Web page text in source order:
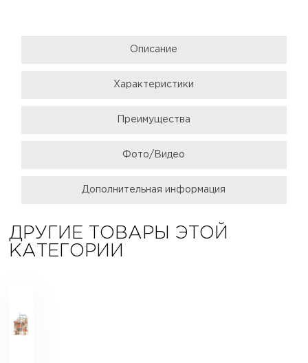
Описание
Характеристики
Преимущества
Фото/Видео
Дополнительная информация
ДРУГИЕ ТОВАРЫ ЭТОЙ
КАТЕГОРИИ